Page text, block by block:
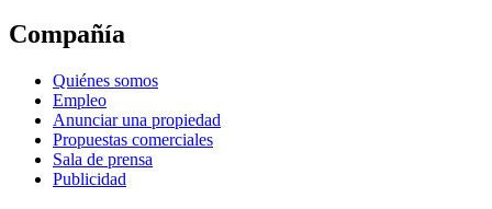
Compañía
Quiénes somos
Empleo
Anunciar una propiedad
Propuestas comerciales
Sala de prensa
Publicidad